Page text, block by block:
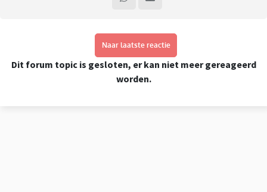
Naar laatste reactie
Dit forum topic is gesloten, er kan niet meer gereageerd
worden.